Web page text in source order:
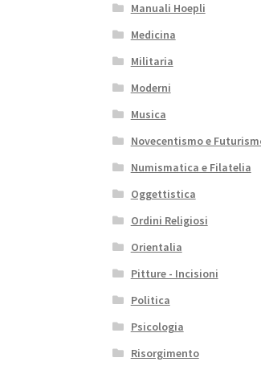
Manuali Hoepli
Medicina
Militaria
Moderni
Musica
Novecentismo e
Numismatica e Filatelia
Oggettistica
Ordini Religiosi
Orientalia
Pitture - Incisioni
Politica
Psicologia
Risorgimento